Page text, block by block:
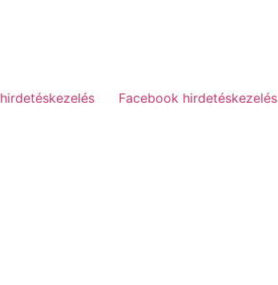
Facebook hirdetéskezelés